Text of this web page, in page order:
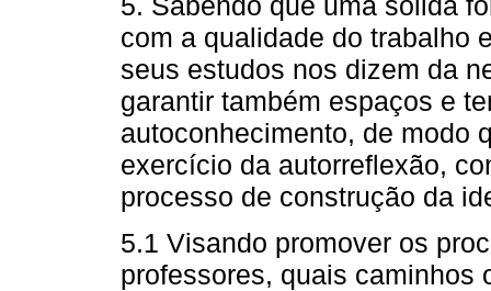
com a qualidade do trabalho
seus estudos nos dizem da
garantir também espaços e
autoconhecimento, de modo
exercício da autorreflexão,
processo de construção da
5.1 Visando promover os
professores, quais caminhos